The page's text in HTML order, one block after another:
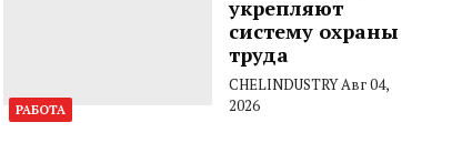
РАБОТА
укрепляют
систему охраны
труда
CHELINDUSTRYАвг 04,
2026